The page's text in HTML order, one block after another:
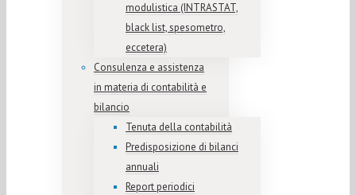
modulistica (INTRASTAT,
black list, spesometro,
eccetera)
Consulenza e assistenza
in materia di contabilità e
bilancio
Tenuta della contabilità
Predisposizione di bilanci
annuali
Report periodici